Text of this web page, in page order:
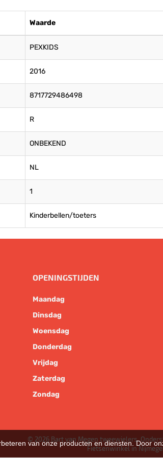
Waarde
PEXKIDS
2016
8717729486498
R
ONBEKEND
NL
1
Kinderbellen/toeters
OPENINGSTIJDEN
Maandag
Dinsdag
Woensdag
Donderdag
Vrijdag
Zaterdag
Zondag
© 2026 Bart van Megen tweewielers.
Fietsenwinkel in
van onze producten en diensten. Door